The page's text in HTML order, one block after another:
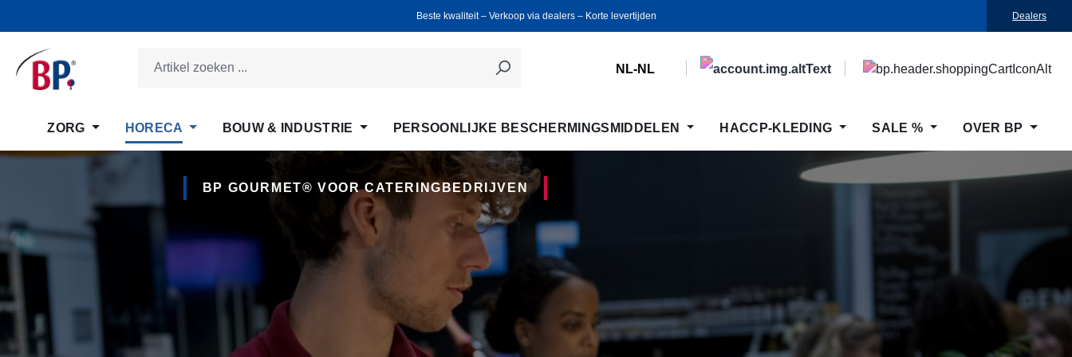
Beste kwaliteit ‒ Verkoop via dealers ‒ Korte levertijden Dealers
NL-NL
ZORG HORECA BOUW & INDUSTRIE PERSOONLIJKE BESCHERMINGSMIDDELEN HACCP-KLEDING SALE % OVER BP
BP GOURMET® VOOR CATERINGBEDRIJVEN